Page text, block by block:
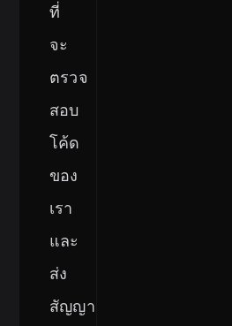
ที่
จะ
ตรวจ
สอบ
โค้ด
ของ
เรา
และ
ส่ง
สัญญาณ